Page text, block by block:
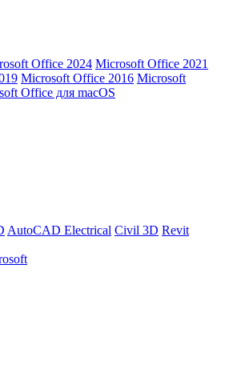
Office 2024 Microsoft Office 2021
Microsoft Office 2016 Microsoft
Office для macOS
AutoCAD Electrical Civil 3D Revit